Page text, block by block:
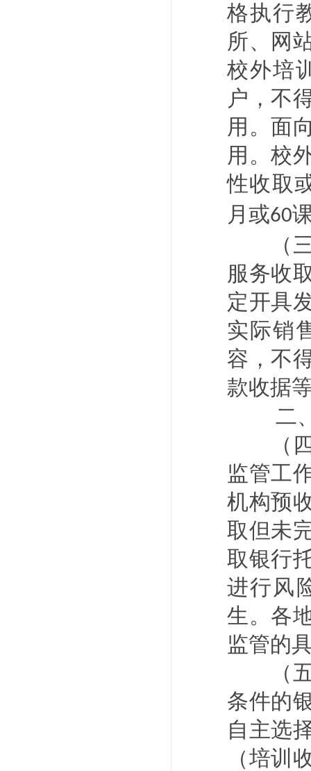
格执行
所、网
校外培
户，不
用。面
用。校
性收取
月或60
（三
服务收
定开具
实际销
容，不
款收据
二
（四
监管工
机构预
取但未
取银行
进行风
生。各
监管的
（五
条件的
自主选
（培训